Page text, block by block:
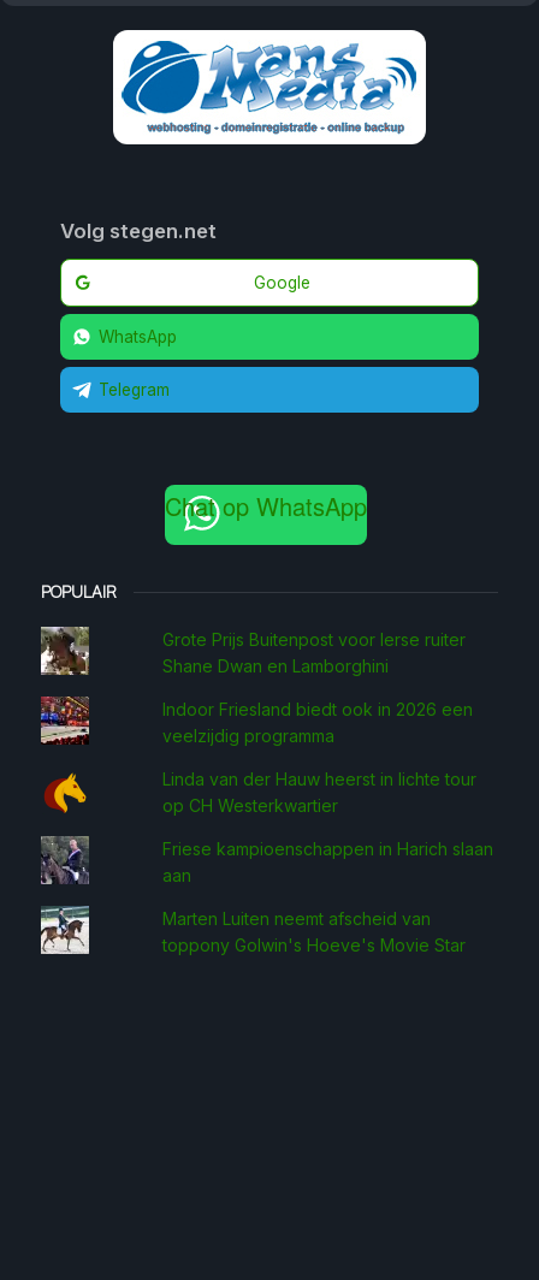
Volg stegen.net
Google
WhatsApp
Telegram
Chat op WhatsApp
POPULAIR
Grote Prijs Buitenpost voor Ierse ruiter
Shane Dwan en Lamborghini
Indoor Friesland biedt ook in 2026 een
veelzijdig programma
Linda van der Hauw heerst in lichte tour
op CH Westerkwartier
Friese kampioenschappen in Harich slaan
aan
Marten Luiten neemt afscheid van
toppony Golwin's Hoeve's Movie Star